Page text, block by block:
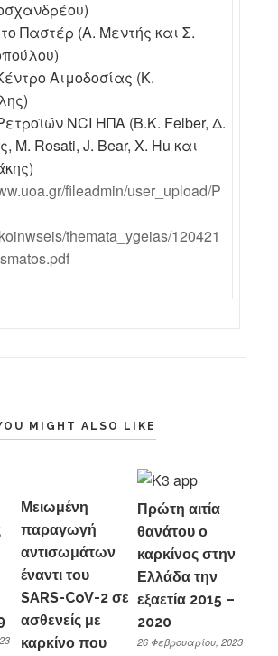
Παστέρ (Α. Μεντής και Σ.
Αιμοδοσίας (Κ.
NCI ΗΠΑ (B.K. Felber, Δ.
M. Rosati, J. Bear, X. Hu και
fileadmin/user_upload/P
themata_ygeias/120421
MIGHT ALSO LIKE
Μειωμένη
παραγωγή
αντισωμάτων
έναντι του
SARS-CoV-2 σε
ασθενείς με
καρκίνο που
Πρώτη αιτία
θανάτου ο
καρκίνος στην
Ελλάδα την
εξαετία 2015 –
2020
26 Φεβρουαρίου, 2023